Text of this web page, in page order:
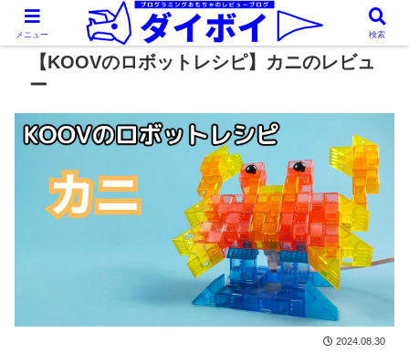
【KOOVのロボットレシピ】カニのレビュ
ー
2024.08.30
メニュー 検索